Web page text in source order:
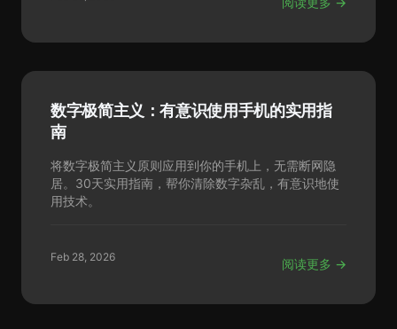
数字极简主义：有意识使用手机的实用指
南
将数字极简主义原则应用到你的手机上，无需断网隐
居。30天实用指南，帮你清除数字杂乱，有意识地使
用技术。
Feb 28, 2026 阅读更多 →